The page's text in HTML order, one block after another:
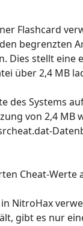
Flashcard
begrenzten
Dies stellt eine
über 2,4 MB
des Systems
von 2,4 MB
Cheat-Werte
NitroHax
gibt es nur